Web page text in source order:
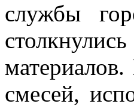
службы
смесей,